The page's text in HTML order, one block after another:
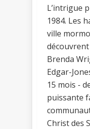
L’intrigue
1984. Les
ville
Brenda
Edgar-
15 mois -
puissante
Christ des